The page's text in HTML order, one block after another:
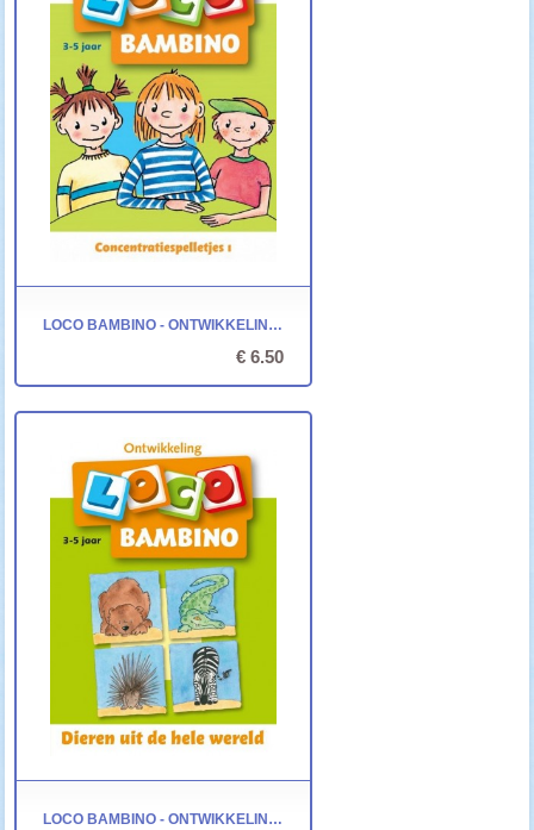
LOCO BAMBINO - ONTWIKKELING: CONCENTRATIESPELLETJES 1
€ 6.50
LOCO BAMBINO - ONTWIKKELING: DIEREN UIT DE HELE WERELD